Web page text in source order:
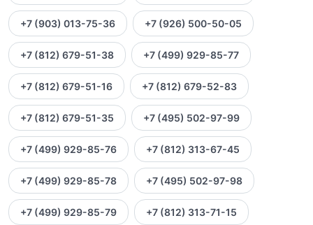
+7 (903) 013-75-36 +7 (926) 500-50-05
+7 (812) 679-51-38 +7 (499) 929-85-77
+7 (812) 679-51-16 +7 (812) 679-52-83
+7 (812) 679-51-35 +7 (495) 502-97-99
+7 (499) 929-85-76 +7 (812) 313-67-45
+7 (499) 929-85-78 +7 (495) 502-97-98
+7 (499) 929-85-79 +7 (812) 313-71-15